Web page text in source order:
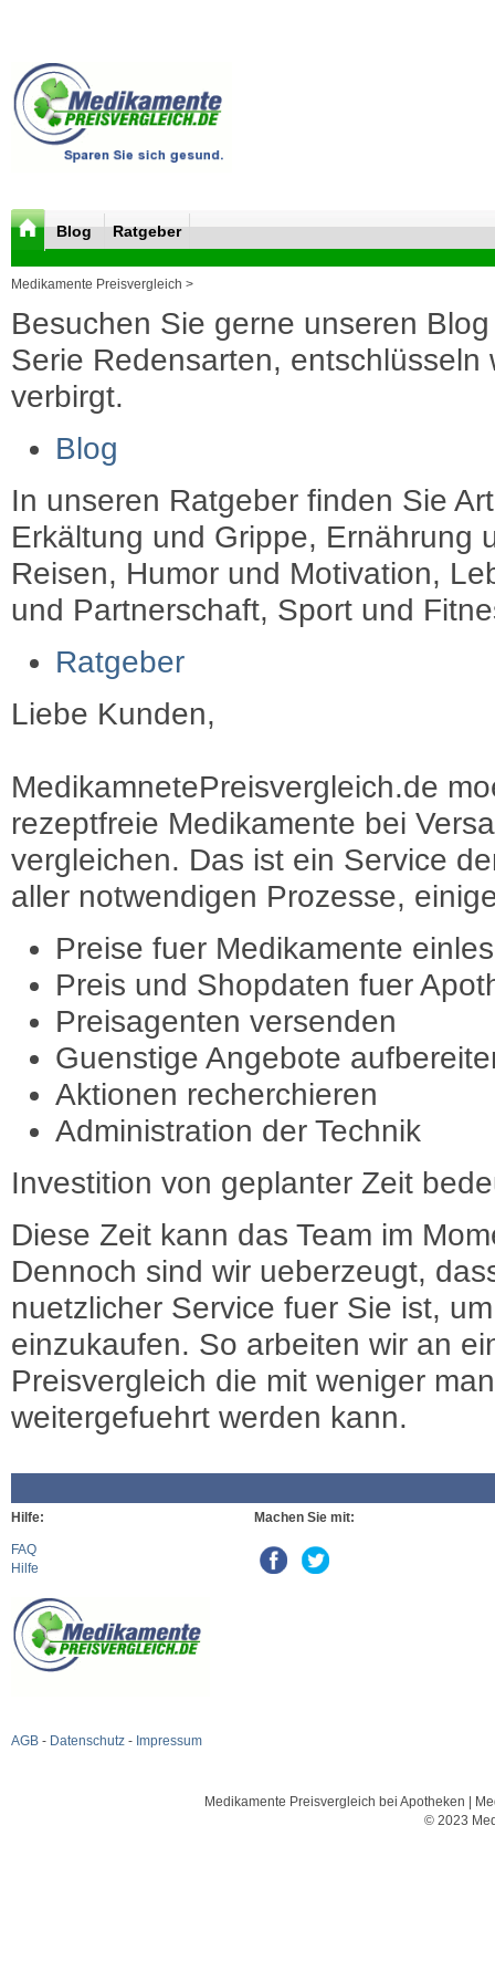
Blog Ratgeber
Medikamente Preisvergleich >
Besuchen Sie gerne unseren
Serie Redensarten, entschlüsseln
verbirgt.
Blog
In unseren Ratgeber finden Sie
Erkältung und Grippe, Ernährung
Reisen, Humor und Motivation,
und Partnerschaft, Sport und
Ratgeber
Liebe Kunden,
MedikamnetePreisvergleich.de
rezeptfreie Medikamente bei
vergleichen. Das ist ein Service
aller notwendigen Prozesse,
Preise fuer Medikamente
Preis und Shopdaten fuer
Preisagenten versenden
Guenstige Angebote
Aktionen recherchieren
Administration der Technik
Investition von geplanter Zeit
Diese Zeit kann das Team im
Dennoch sind wir ueberzeugt,
nuetzlicher Service fuer Sie ist,
einzukaufen. So arbeiten wir an
Preisvergleich die mit weniger
weitergefuehrt werden kann.
Hilfe:
FAQ
Hilfe
AGB - Datenschutz - Impressum
Machen Sie mit:
Medikamente Preisvergleich bei Apotheken |
© 2023